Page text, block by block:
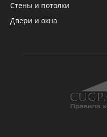
Стены и потолки
Двери и окна